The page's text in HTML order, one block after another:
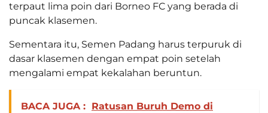
terpaut lima poin dari Borneo FC yang berada di
puncak klasemen.
Sementara itu, Semen Padang harus terpuruk di
dasar klasemen dengan empat poin setelah
mengalami empat kekalahan beruntun.
BACA JUGA : Ratusan Buruh Demo di